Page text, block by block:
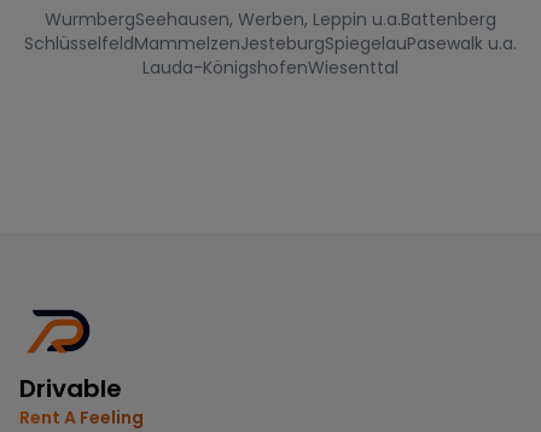
WurmbergSeehausen, Werben, Leppin u.a.Battenberg
SchlüsselfeldMammelzenJesteburgSpiegelauPasewalk u.a.
Lauda-KönigshofenWiesenttal
Drivable
Rent A Feeling